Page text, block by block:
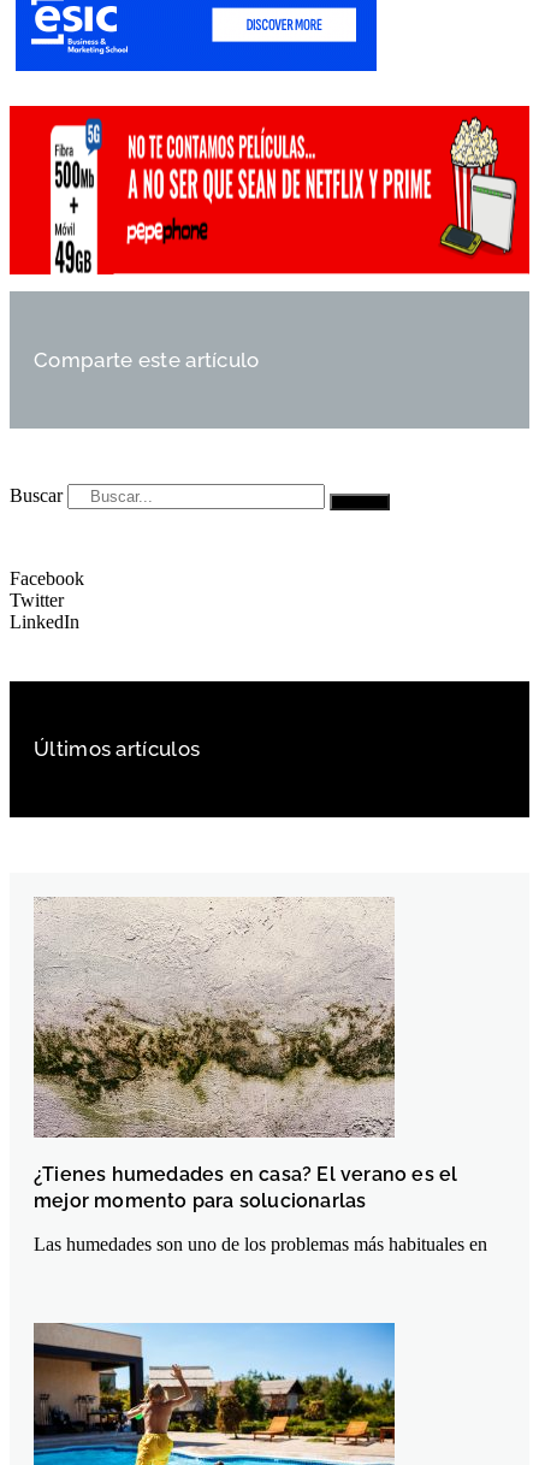
Comparte este artículo
Buscar
Facebook
Twitter
LinkedIn
Últimos artículos
¿Tienes humedades en casa? El verano es el
mejor momento para solucionarlas
Las humedades son uno de los problemas más habituales en